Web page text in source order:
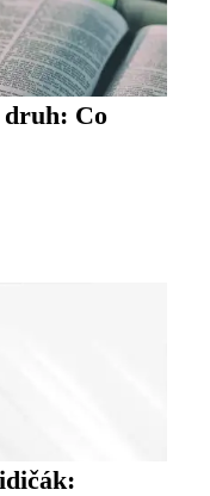
druh: Co